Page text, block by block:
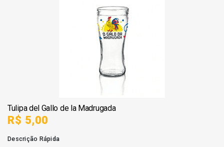
Tulipa del Gallo de la Madrugada
R$ 5,00
Descrição Rápida